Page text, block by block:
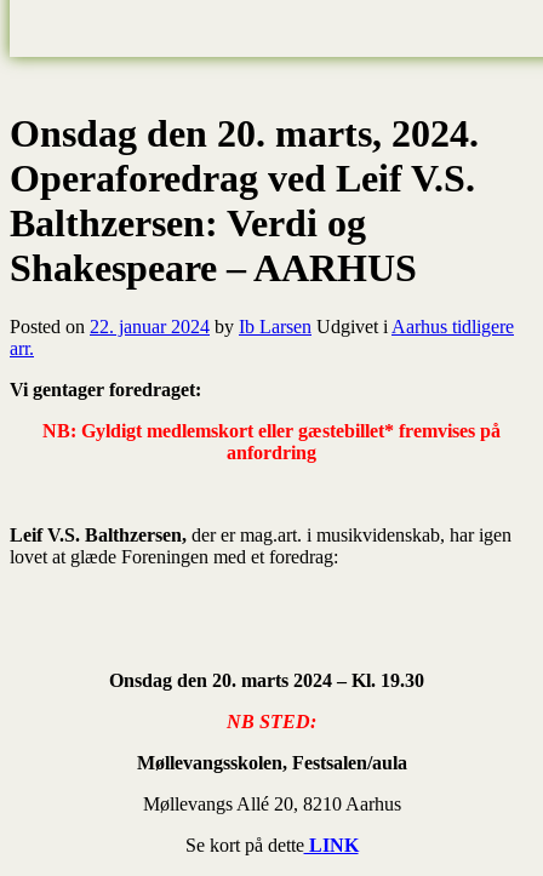
Onsdag den 20. marts, 2024.
Operaforedrag ved Leif V.S.
Balthzersen: Verdi og
Shakespeare – AARHUS
Posted on 22. januar 2024 by Ib Larsen Udgivet iAarhus tidligere
arr.
Vi gentager foredraget:
NB: Gyldigt medlemskort eller gæstebillet* fremvises på
anfordring
Leif V.S. Balthzersen, der er mag.art. i musikvidenskab, har igen
lovet at glæde Foreningen med et foredrag:
Onsdag den 20. marts 2024 – Kl. 19.30
NB STED:
Møllevangsskolen, Festsalen/aula
Møllevangs Allé 20, 8210 Aarhus
Se kort på detteLINK